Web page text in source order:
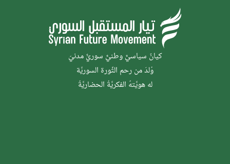
كيانٌ سياسيٌّ وطنيٌّ سوريٌّ مدنيّ
وُلدَ من رحم الثَّورة السوريَّة
له هويَّتهُ الفكريَّةُ الحضاريَّةُ